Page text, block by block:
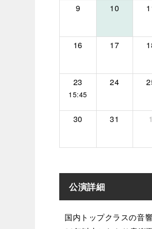
9 10
16 17
23
15:45
24
30 31 1
公演詳細
国内トップクラスの音